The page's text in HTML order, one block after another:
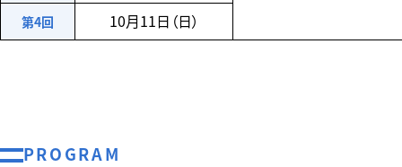
第4回 10月11日（日）
PROGRAM